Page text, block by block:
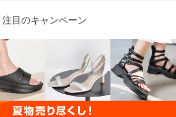
注目のキャンペーン